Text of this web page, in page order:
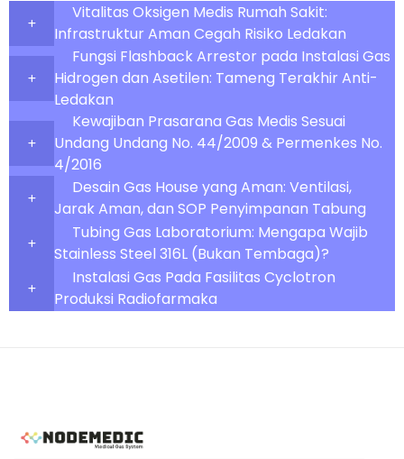
Vitalitas Oksigen Medis Rumah Sakit:
Infrastruktur Aman Cegah Risiko Ledakan
Fungsi Flashback Arrestor pada Instalasi Gas
Hidrogen dan Asetilen: Tameng Terakhir Anti-
Ledakan
Kewajiban Prasarana Gas Medis Sesuai
Undang Undang No. 44/2009 & Permenkes No.
4/2016
Desain Gas House yang Aman: Ventilasi,
Jarak Aman, dan SOP Penyimpanan Tabung
Tubing Gas Laboratorium: Mengapa Wajib
Stainless Steel 316L (Bukan Tembaga)?
Instalasi Gas Pada Fasilitas Cyclotron
Produksi Radiofarmaka